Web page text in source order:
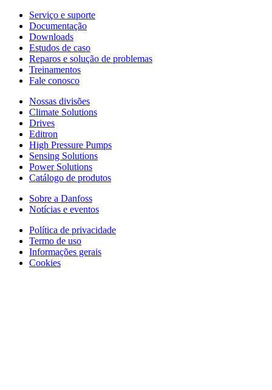
Serviço e suporte
Documentação
Downloads
Estudos de caso
Reparos e solução de problemas
Treinamentos
Fale conosco
Nossas divisões
Climate Solutions
Drives
Editron
High Pressure Pumps
Sensing Solutions
Power Solutions
Catálogo de produtos
Sobre a Danfoss
Notícias e eventos
Política de privacidade
Termo de uso
Informações gerais
Cookies